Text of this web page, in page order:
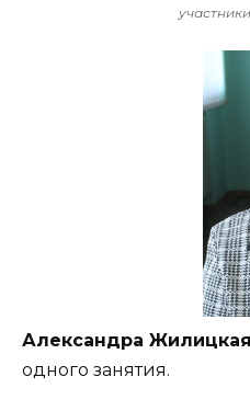
Александра Жилицкая
одного занятия.